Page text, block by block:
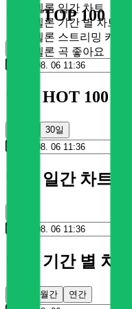
멜론 일간 차트
멜론 기간 별 차트
멜론 스트리밍 카드
멜론 곡 좋아요
멜론 TOP 100
멜론 HOT 100
30일
멜론 일간 차트
멜론 기간 별 차트
월간 연간